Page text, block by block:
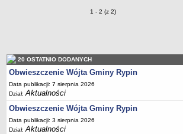
RODO Klauzule informacyjne
Tabela informacyjna
Czas pracy urzędu
Nr konta bankowego, NIP, REGON
Pracownicy urzędu - urząd gminy
Pracownicy urzędu - baza magazynowo -
Zmiany o pozycjach
1 - 2 (z 2)
20 OSTATNIO DODANYCH
Obwieszczenie Wójta Gminy Rypin
Data publikacji: 7 sierpnia 2026
Dział:Aktualności
Obwieszczenie Wójta Gminy Rypin
Data publikacji: 3 sierpnia 2026
Dział:Aktualności